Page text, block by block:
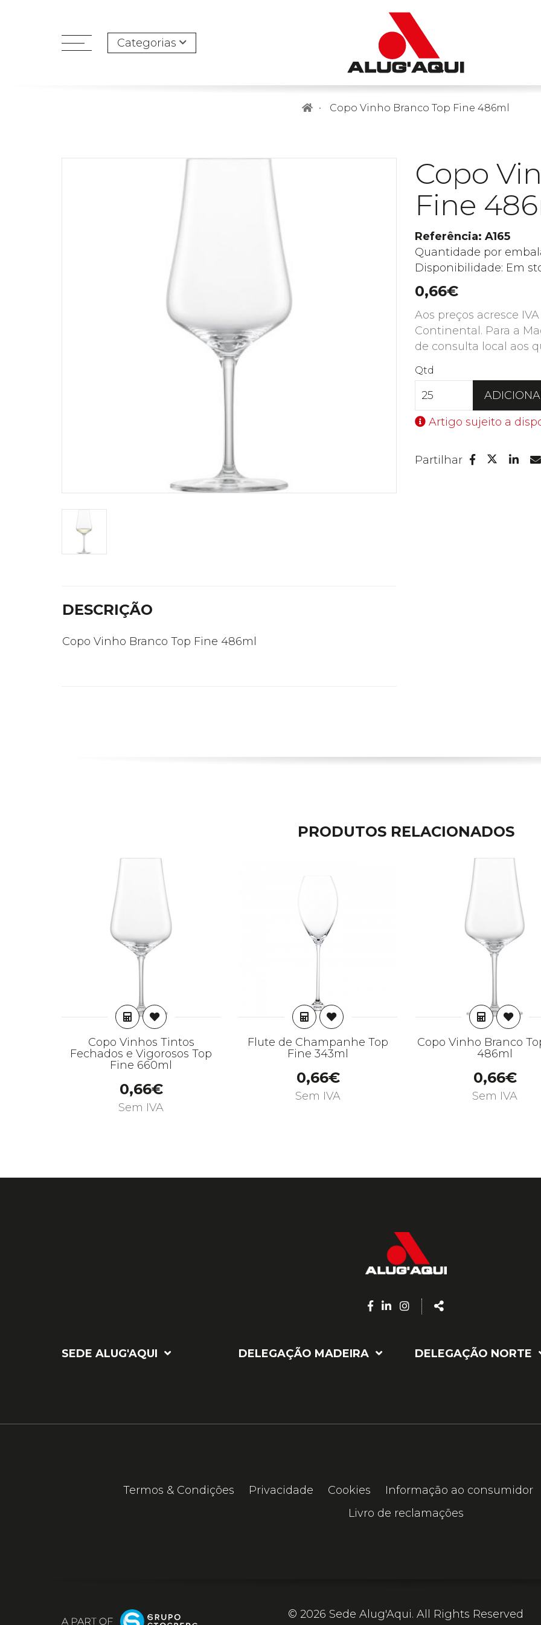
Categorias
Copo Vinho Branco Top Fine 486ml
Copo
Fine
Referência: A165
Quantidade por
Disponibilidade: Em
0,66€
Aos preços acresce
Continental. Para a
de consulta local aos
Qtd
Artigo sujeito a
Partilhar
Facebook
DESCRIÇÃO
Copo Vinho Branco Top Fine 486ml
PRODUTOS RELACIONADOS
ADICIONAR
Copo Vinhos Tintos
Fechados e Vigorosos Top
Fine 660ml
0,66€
Sem IVA
ADICIONAR
Flute de Champanhe Top
Fine 343ml
0,66€
Sem IVA
Copo Vinho Branco
486ml
0,66€
Sem IVA
Facebook
Linkedin
Instagram
Share
SEDE ALUG'AQUI DELEGAÇÃO MADEIRA DELEGAÇÃO NORTE
Termos & Condições Privacidade Cookies Informação ao consumidor
Livro de reclamações
© 2026 Sede Alug'Aqui. All Rights Reserved